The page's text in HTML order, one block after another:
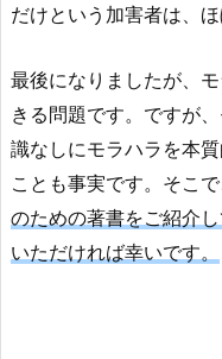
だけという加害者は、
最後になりましたが、
きる問題です。ですが
識なしにモラハラを本
ことも事実です。そこで
のための著書をご紹介
いただければ幸いです。